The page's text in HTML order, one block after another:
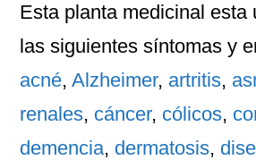
Esta planta medicinal esta
las siguientessíntomas y
acné,Alzheimer, artritis,
renales, cáncer, cólicos,
demencia, dermatosis,